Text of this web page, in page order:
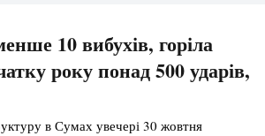
10 вибухів, горіла
року понад 500 ударів,
в Сумах увечері 30 жовтня